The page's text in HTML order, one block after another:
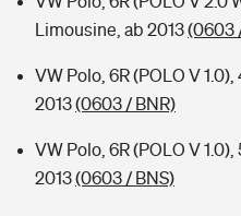
Limousine, ab 2013(0603
VW Polo, 6R (POLO V
2013(0603 / BNR)
VW Polo, 6R (POLO V
2013(0603 / BNS)